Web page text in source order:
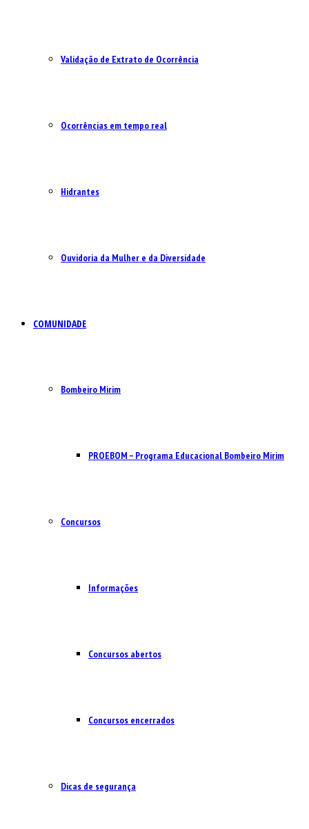
Validação de Extrato de Ocorrência
Ocorrências em tempo real
Hidrantes
Ouvidoria da Mulher e da Diversidade
COMUNIDADE
Bombeiro Mirim
PROEBOM – Programa Educacional Bombeiro Mirim
Concursos
Informações
Concursos abertos
Concursos encerrados
Dicas de segurança